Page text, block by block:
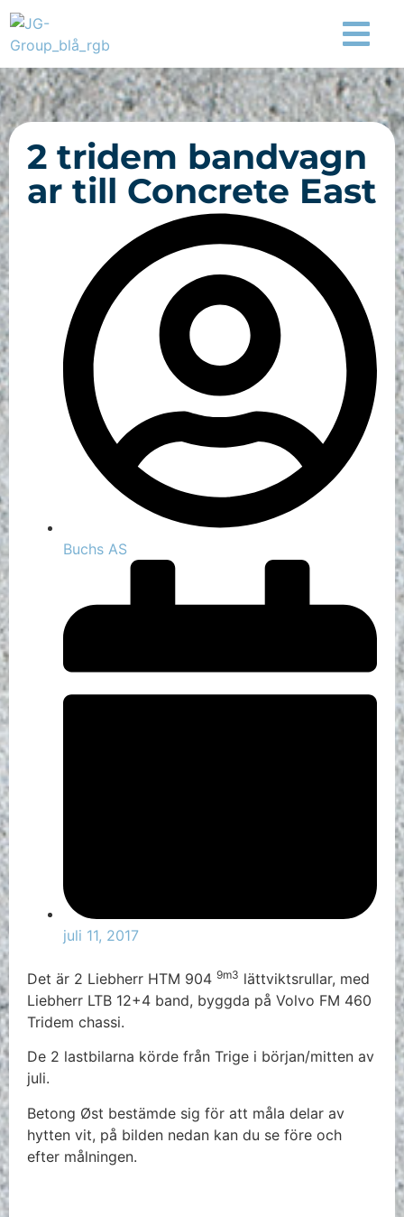
2 tridem bandvagn
ar till Concrete East
Buchs AS
juli 11, 2017
Det är 2 Liebherr HTM 904 9m3 lättviktsrullar, med
Liebherr LTB 12+4 band, byggda på Volvo FM 460
Tridem chassi.
De 2 lastbilarna körde från Trige i början/mitten av
juli.
Betong Øst bestämde sig för att måla delar av
hytten vit, på bilden nedan kan du se före och
efter målningen.